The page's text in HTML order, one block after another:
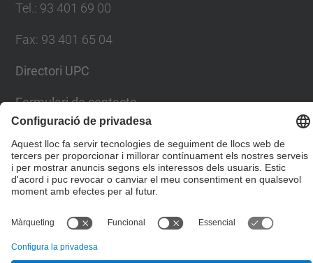
Tel.: 93 401 69 00
Fax: 93 401 65 04
Directori UPC
Formulari de contacte
© UPC Escola Tècnica Superior d'Enginyers de Camins,
Canals i Ports de Barcelona